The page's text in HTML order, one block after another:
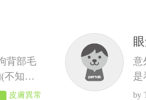
背部毛
不知道
老化不
皮膚異常
意
是
問